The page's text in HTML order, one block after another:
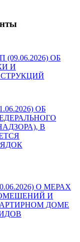
(09.06.2026) ОБ
И
ОБ
В
О МЕРАХ
И
ДОМЕ